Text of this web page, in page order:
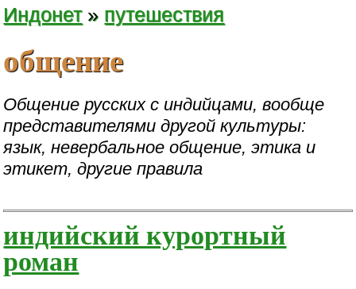
Индонет» путешествия
общение
Общение русских с индийцами, вообще
представителями другой культуры:
язык, невербальное общение, этика и
этикет, другие правила
индийский курортный
роман